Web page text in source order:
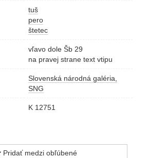
tuš
pero
štetec
vľavo dole Šb 29
na pravej strane text vtipu
Slovenská národná galéria,
SNG
K 12751
Pridať medzi obľúbené